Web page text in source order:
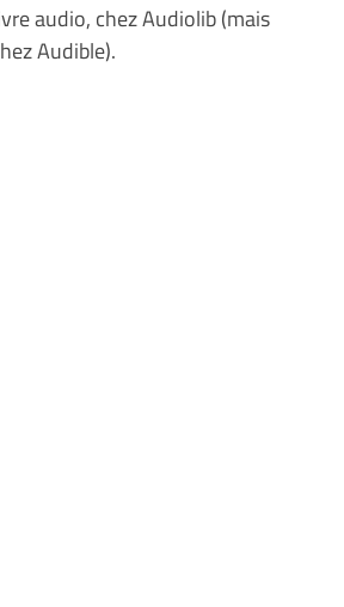
audio, chez Audiolib (mais
Audible).